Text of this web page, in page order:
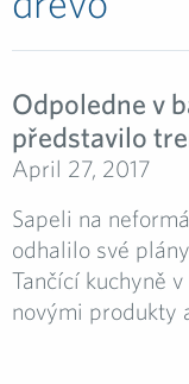
Odpoledne v
představilo
April 27, 2017
Sapeli na
odhalilo své
Tančící kuchyně
novými produkty